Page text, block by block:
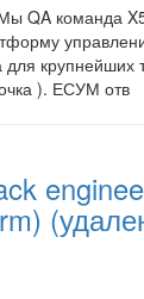
QA команда
для крупнейших
). ЕСУМ отв